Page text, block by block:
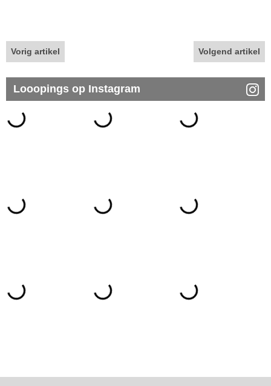
Vorig artikel Volgend artikel
Looopings op Instagram